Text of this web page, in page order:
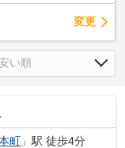
変更
町 」駅 徒歩4分